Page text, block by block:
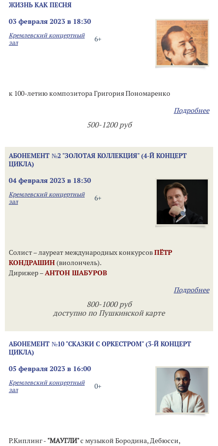
ЖИЗНЬ КАК ПЕСНЯ
03 февраля 2023 в 18:30
6+
Кремлевский концертный
зал
к 100-летию композитора Григория Пономаренко
Подробнее
500-1200 руб
АБОНЕМЕНТ №2 "ЗОЛОТАЯ КОЛЛЕКЦИЯ" (4-Й КОНЦЕРТ
ЦИКЛА)
04 февраля 2023 в 18:30
6+
Кремлевский концертный
зал
Солист – лауреат международных конкурсовПЁТР
КОНДРАШИН(виолончель).
Дирижер –АНТОН ШАБУРОВ
Подробнее
800-1000 руб
доступно по Пушкинской карте
АБОНЕМЕНТ №10 "СКАЗКИ С ОРКЕСТРОМ" (3-Й КОНЦЕРТ
ЦИКЛА)
05 февраля 2023 в 16:00
0+
Кремлевский концертный
зал
Р.Киплинг - "МАУГЛИ"с музыкой Бородина, Дебюсси,